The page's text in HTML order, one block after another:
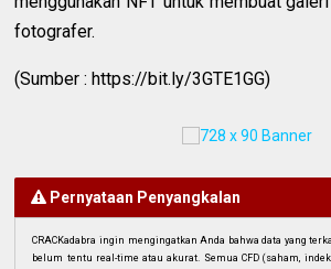
fotografer.
(Sumber : https://bit.ly/3GTE1GG)
Pernyataan Penyangkalan
CRACKadabra ingin mengingatkan Anda bahwa data yang
belum tentu real-time atau akurat. Semua CFD (saham,